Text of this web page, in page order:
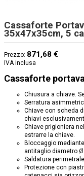
Cassaforte
35x47x35cm, 5
Prezzo: 871,68 €
IVA inclusa
Cassaforte
Chiusura a chiave.
Serratura
Chiave con scheda
chiavi
Chiave prigioniera
estrarre la chiave.
Bloccaggio
antitaglio diametro
Saldatura
Protezione con